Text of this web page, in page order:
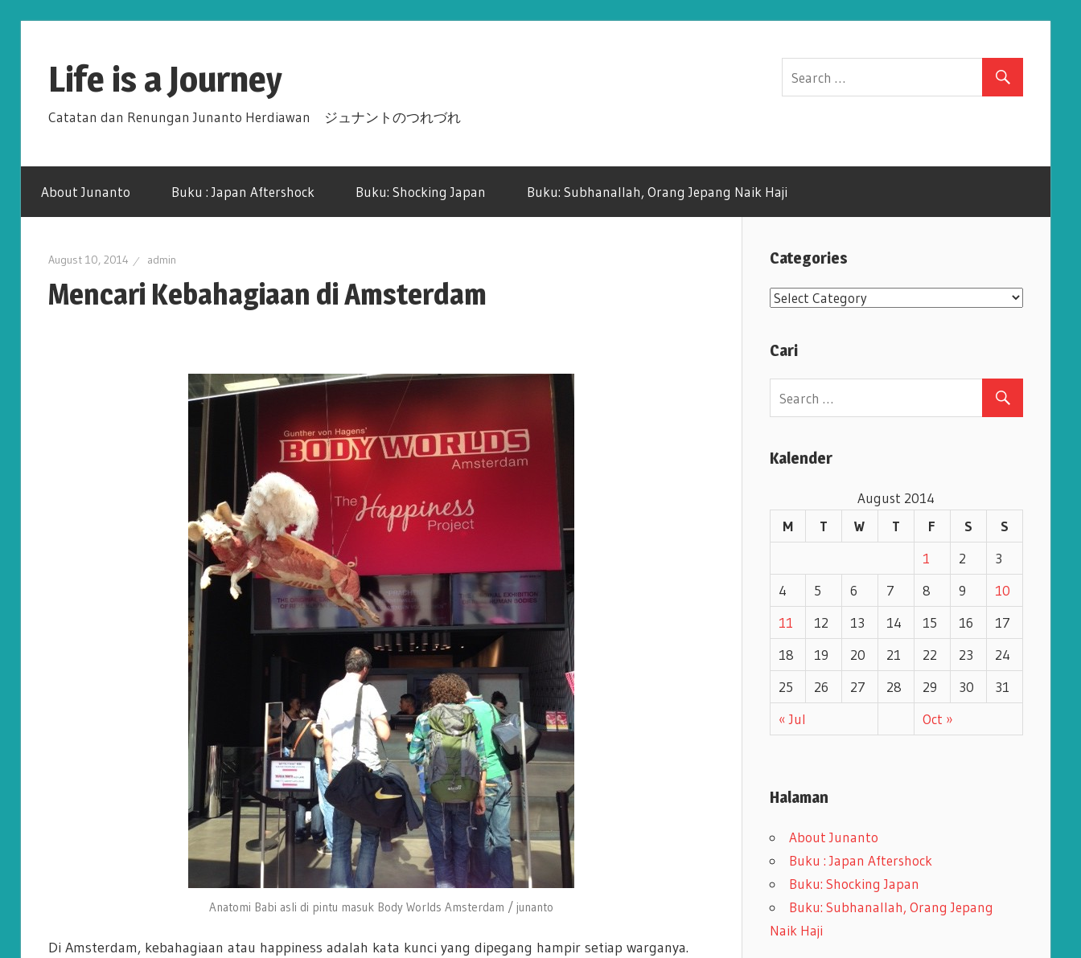
contentLife is a Journey
Catatan dan Renungan Junanto Herdiawan ジュナントのつれづれ
About Junanto Buku : Japan Aftershock Buku: Shocking Japan Buku: Subhanallah, Orang Jepang Naik Haji
August 10, 2014 admin
Mencari Kebahagiaan di Amsterdam
Anatomi Babi asli di pintu masuk Body Worlds Amsterdam / junanto
Di Amsterdam, kebahagiaan atau happiness adalah kata kunci yang dipegang hampir setiap warganya.
Categories
C
t
o
i
s
Cari
Kalender
August 2014
M
T W T F S S
« Jul Oct »
1 2
3
4
5 6 7 8 9
10
11
12 13 14 15 16
17
18
19 20 21 22 23
24
25
26 27 28 29 30 31
Halaman
About Junanto
Buku : Japan Aftershock
Buku: Shocking Japan
Buku: Subhanallah, Orang Jepang
Naik Haji